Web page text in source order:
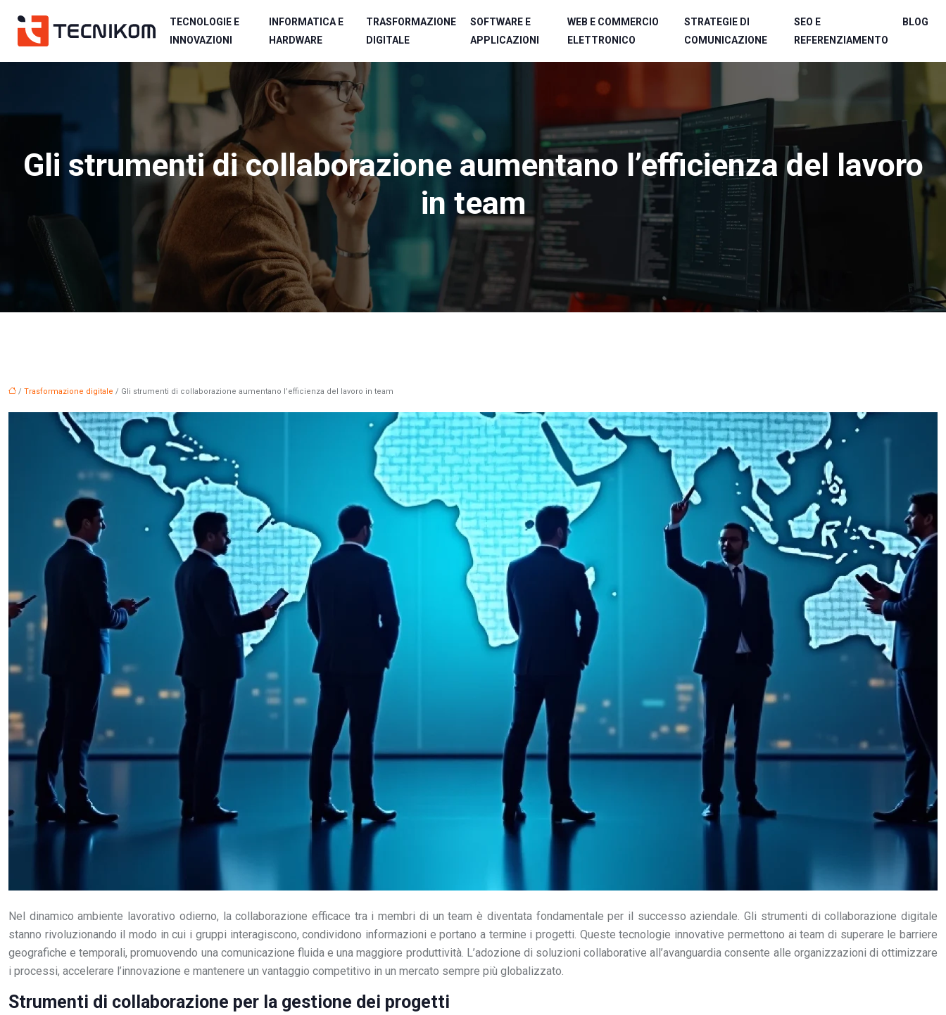
TECNOLOGIE E
INNOVAZIONI
INFORMATICA E
HARDWARE
TRASFORMAZIONE
DIGITALE
SOFTWARE E
APPLICAZIONI
WEB E COMMERCIO
ELETTRONICO
STRATEGIE DI
COMUNICAZIONE
SEO E
REFERENZIAMENTO
BLOG
Gli strumenti di collaborazione aumentano l’efficienza del lavoro
in team
/ Trasformazione digitale / Gli strumenti di collaborazione aumentano l’efficienza del lavoro in team
Nel dinamico ambiente lavorativo odierno, la collaborazione efficace tra i membri di un team è diventata fondamentale per il successo aziendale. Gli strumenti di collaborazione digitale
stanno rivoluzionando il modo in cui i gruppi interagiscono, condividono informazioni e portano a termine i progetti. Queste tecnologie innovative permettono ai team di superare le barriere
geografiche e temporali, promuovendo una comunicazione fluida e una maggiore produttività. L’adozione di soluzioni collaborative all’avanguardia consente alle organizzazioni di ottimizzare
i processi, accelerare l’innovazione e mantenere un vantaggio competitivo in un mercato sempre più globalizzato.
Strumenti di collaborazione per la gestione dei progetti